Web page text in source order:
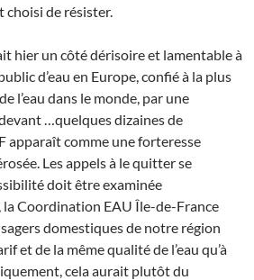
choisi de résister.
hier un côté dérisoire et lamentable à
d’eau en Europe, confié à la plus
l’eau dans le monde, par une
…quelques dizaines de
apparaît comme une forteresse
Les appels à le quitter se
doit être examinée
la Coordination EAU Île-de-France
domestiques de notre région
et de la même qualité de l’eau qu’à
cela aurait plutôt du